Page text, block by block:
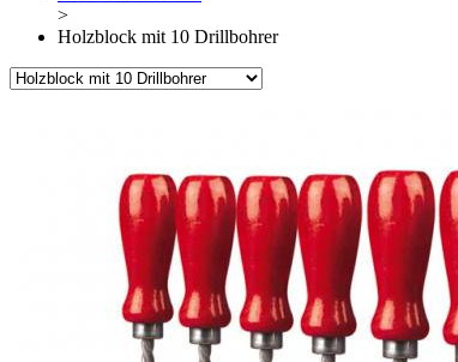
>
Holzblock mit 10 Drillbohrer